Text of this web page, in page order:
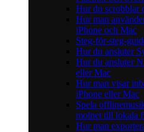
Hur du scrobblar
Hur man
iPhone och Mac
Steg-för-steg-
Hur du ansluter
Hur du ansluter
eller Mac
Hur man visar
iPhone eller Mac
Spela
molnet till lokala
Hur man